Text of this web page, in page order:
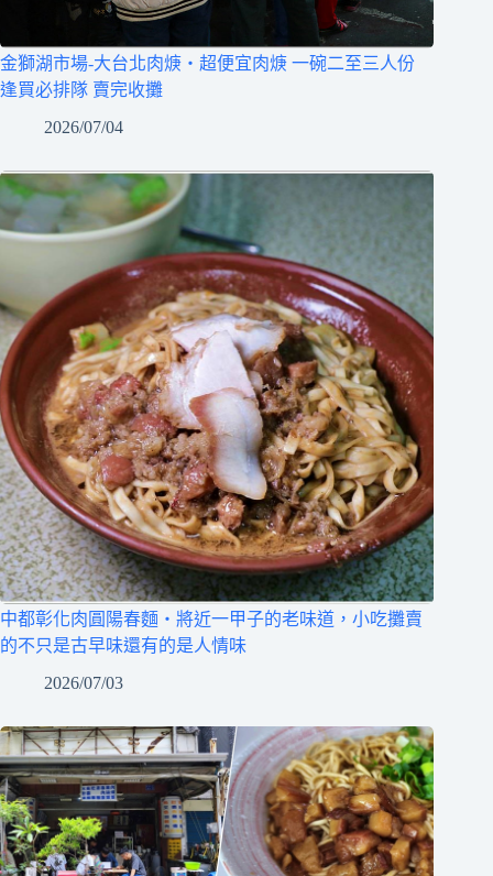
金獅湖市場-大台北肉焿‧超便宜肉焿 一碗二至三人份
逢買必排隊 賣完收攤
2026/07/04
中都彰化肉圓陽春麵‧將近一甲子的老味道，小吃攤賣
的不只是古早味還有的是人情味
2026/07/03